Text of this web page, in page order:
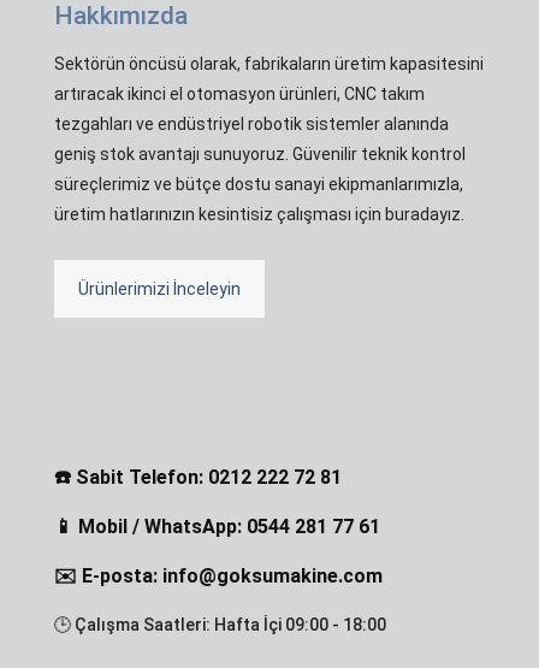
Hakkımızda
Sektörün öncüsü olarak, fabrikaların üretim kapasitesini
artıracak ikinci el otomasyon ürünleri, CNC takım
tezgahları ve endüstriyel robotik sistemler alanında
geniş stok avantajı sunuyoruz. Güvenilir teknik kontrol
süreçlerimiz ve bütçe dostu sanayi ekipmanlarımızla,
üretim hatlarınızın kesintisiz çalışması için buradayız.
Ürünlerimizi İnceleyin
☎️ Sabit Telefon: 0212 222 72 81
📱 Mobil / WhatsApp: 0544 281 77 61
✉️ E-posta: info@goksumakine.com
🕒 Çalışma Saatleri: Hafta İçi 09:00 - 18:00